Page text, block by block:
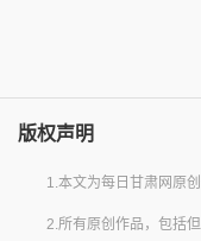
版权声明
1.本文为每日甘肃网原创
2.所有原创作品，包括